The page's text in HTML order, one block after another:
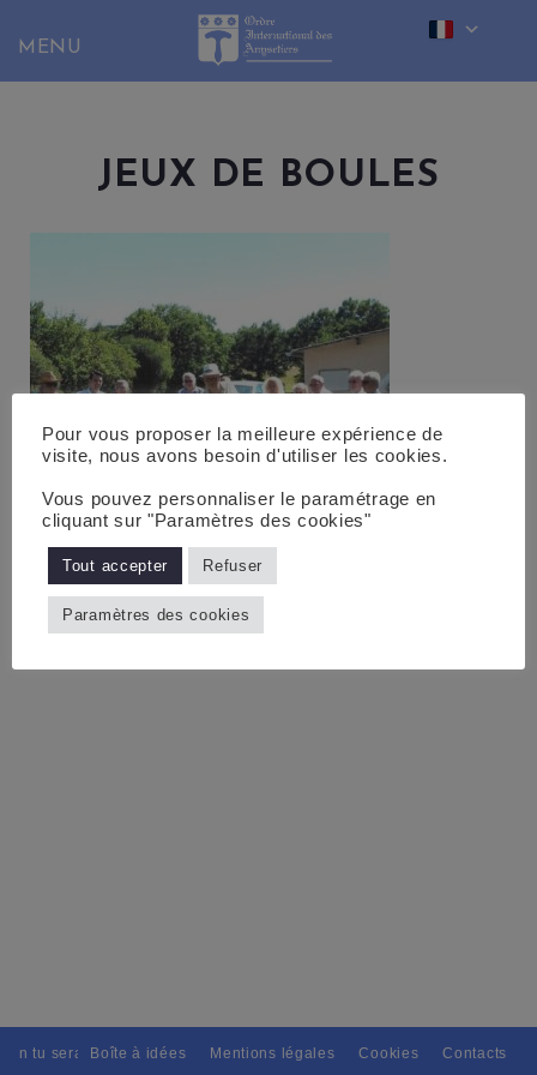
content
JEUX DE BOULES
tu seras, Pour tous avec discernement. // L'amitié tu
Boîte à idées Mentions légales Cookies Contacts
Pour vous proposer la meilleure expérience de
visite, nous avons besoin d'utiliser les cookies.
Vous pouvez personnaliser le paramétrage en
cliquant sur "Paramètres des cookies"
Tout accepter Refuser
Paramètres des cookies